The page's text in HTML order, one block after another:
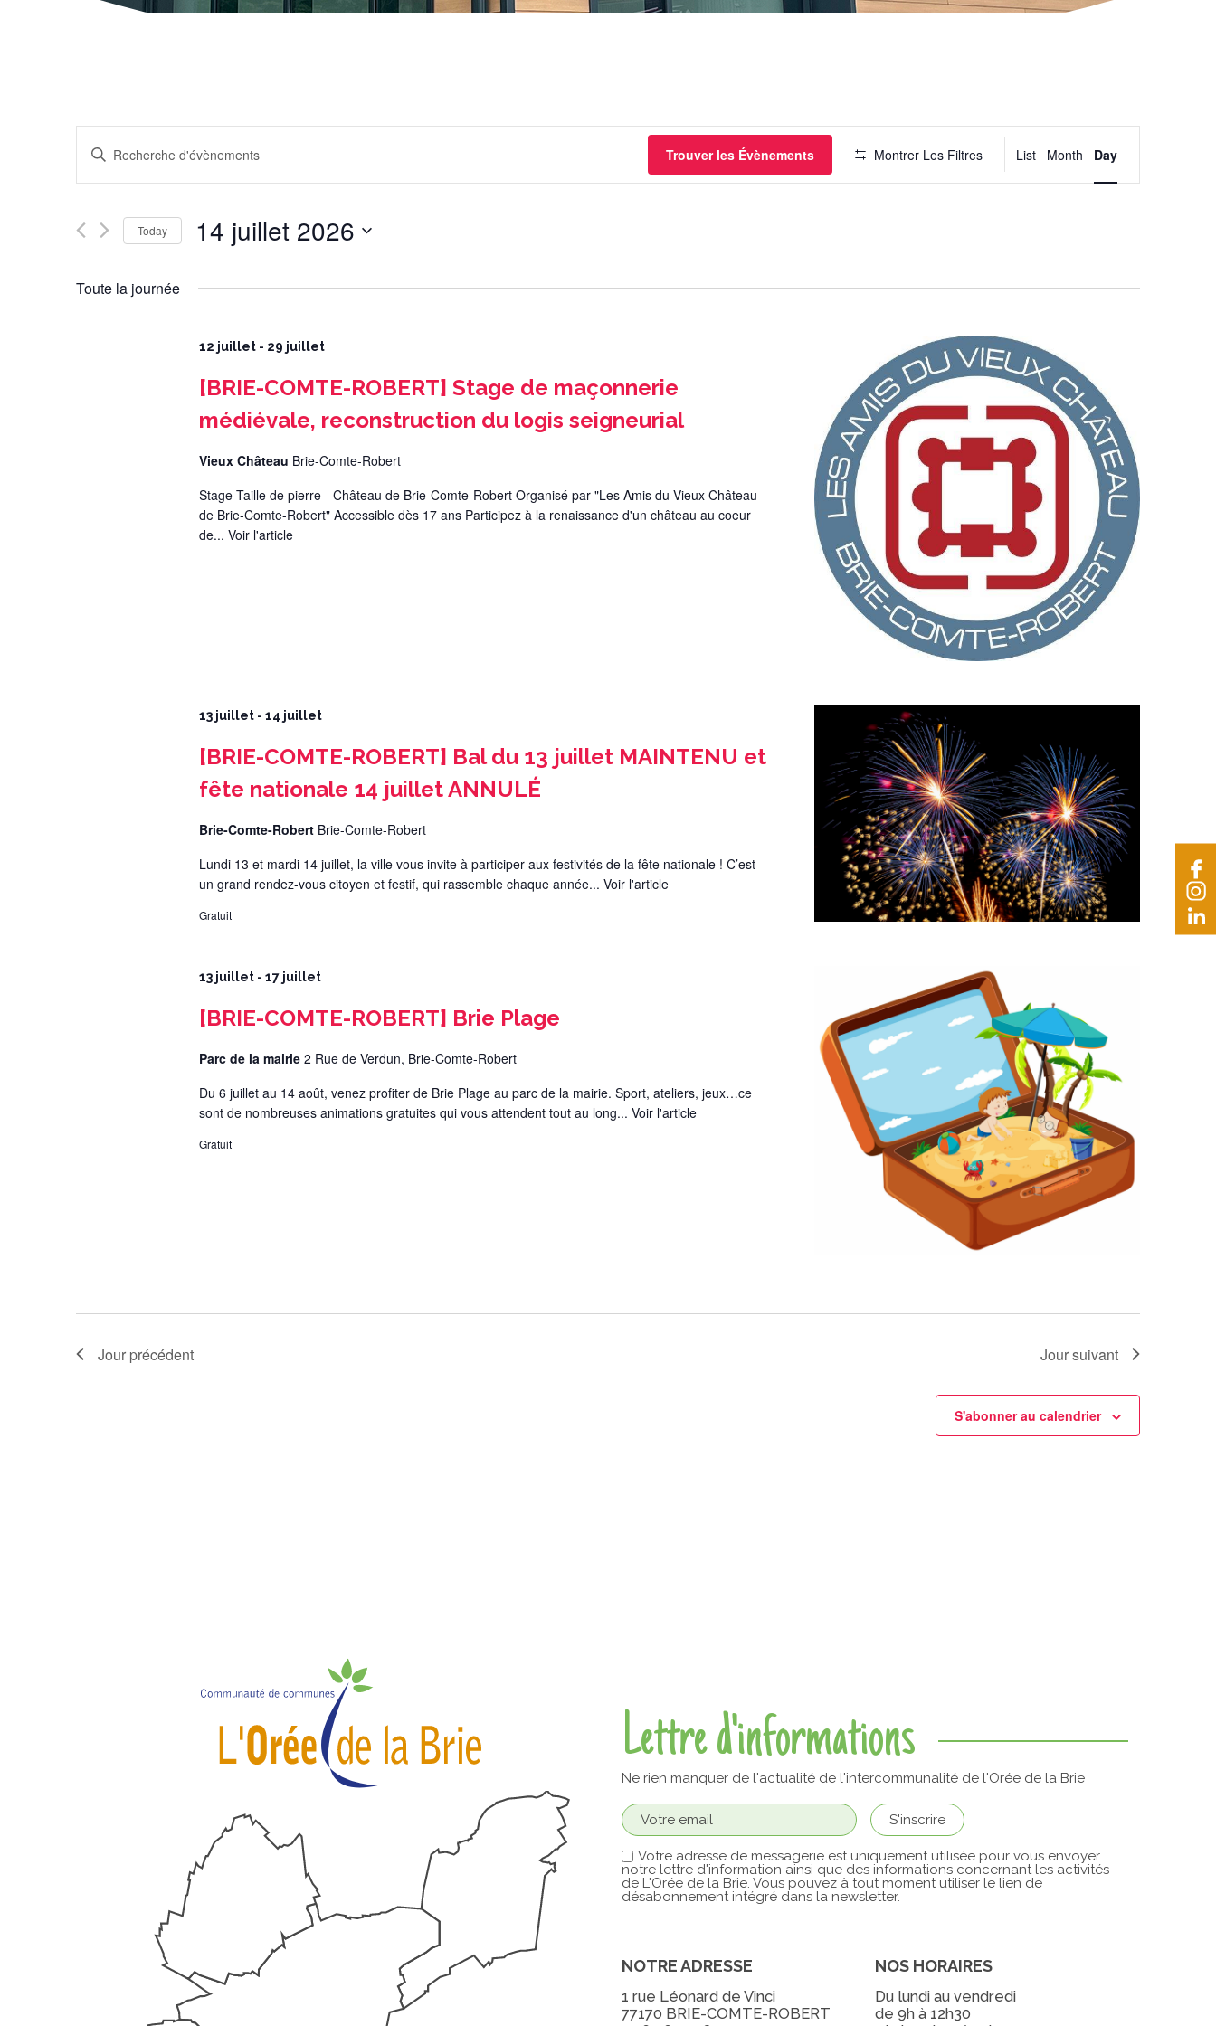
Recherche
Évènements
Search
Évènements
Trouver les Évènements Montrer Les Filtres
Navigation
List Month Day
Today 14 juillet 2026
Toute la journée
12 juillet- 29 juillet
[BRIE-COMTE-ROBERT] Stage de maçonnerie
médiévale, reconstruction du logis seigneurial
Vieux Château Brie-Comte-Robert
Stage Taille de pierre - Château de Brie-Comte-Robert Organisé par "Les Amis du Vieux Château
de Brie-Comte-Robert" Accessible dès 17 ans Participez à la renaissance d'un château au coeur
de... Voir l'article
13 juillet- 14 juillet
[BRIE-COMTE-ROBERT] Bal du 13 juillet MAINTENU et
fête nationale 14 juillet ANNULÉ
Brie-Comte-Robert Brie-Comte-Robert
Lundi 13 et mardi 14 juillet, la ville vous invite à participer aux festivités de la fête nationale ! C’est
un grand rendez-vous citoyen et festif, qui rassemble chaque année... Voir l'article
Gratuit
13 juillet- 17 juillet
[BRIE-COMTE-ROBERT] Brie Plage
Parc de la mairie 2 Rue de Verdun, Brie-Comte-Robert
Du 6 juillet au 14 août, venez profiter de Brie Plage au parc de la mairie. Sport, ateliers, jeux…ce
sont de nombreuses animations gratuites qui vous attendent tout au long... Voir l'article
Gratuit
Jour précédent Jour suivant
S'abonner au calendrier
Lettre d'informations
Ne rien manquer de l'actualité de l'intercommunalité de l'Orée de la Brie
Votre adresse de messagerie est uniquement utilisée pour vous envoyer
notre lettre d'information ainsi que des informations concernant les activités
de L'Orée de la Brie. Vous pouvez à tout moment utiliser le lien de
désabonnement intégré dans la newsletter.
NOTRE ADRESSE
1 rue Léonard de Vinci
77170 BRIE-COMTE-ROBERT
NOS HORAIRES
Du lundi au vendredi
de 9h à 12h30